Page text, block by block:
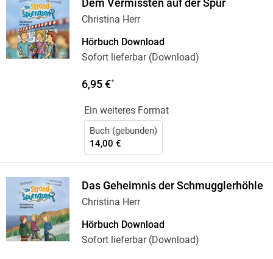
Dem Vermissten auf der Spur
Christina Herr
Hörbuch Download
Sofort lieferbar (Download)
6,95 €*
Ein weiteres Format
Buch (gebunden)
14,00 €
Das Geheimnis der Schmugglerhöhle
Christina Herr
Hörbuch Download
Sofort lieferbar (Download)